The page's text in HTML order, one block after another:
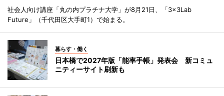
社会人向け講座「丸の内プラチナ大学」が8月21日、「3×3Lab
Future」（千代田区大手町1）で始まる。
暮らす・働く
日本橋で2027年版「能率手帳」発表会 新コミュ
ニティーサイト刷新も